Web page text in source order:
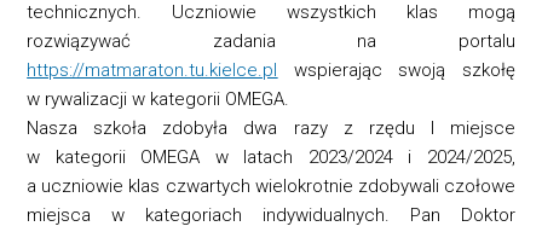
technicznych. Uczniowie wszystkich klas mogą
rozwiązywać zadania na portalu
https://matmaraton.tu.kielce.pl
wspierając swoją szkołę
w rywalizacji w kategorii OMEGA.
Nasza szkoła zdobyła dwa razy z rzędu I miejsce
w kategorii OMEGA w latach 2023/2024 i 2024/2025,
a uczniowie klas czwartych wielokrotnie zdobywali czołowe
miejsca w kategoriach indywidualnych. Pan Doktor